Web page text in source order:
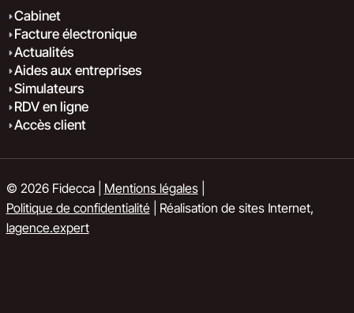
Cabinet
Facture électronique
Actualités
Aides aux entreprises
Simulateurs
RDV en ligne
Accès client
© 2026 Fidecca | Mentions légales|
Politique de confidentialité| Réalisation de sites Internet,
lagence.expert